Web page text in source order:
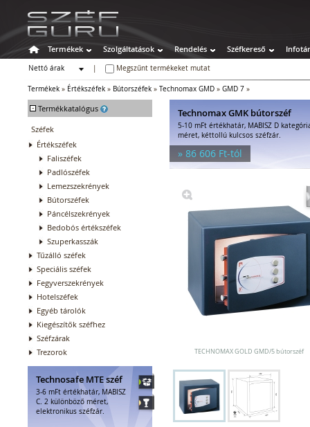
Termékek Szolgáltatások Rendelés Széfkereső Infotár
Nettó árak
Megszűnt termékeket mutat
Termékek » Értékszéfek » Bútorszéfek » Technomax GMD » GMD 7 »
- Termékkatalógus
Széfek
Értékszéfek
Faliszéfek
Padlószéfek
Lemezszekrények
Bútorszéfek
Páncélszekrények
Bedobós értékszéfek
Szuperkasszák
Tűzálló széfek
Speciális széfek
Fegyverszekrények
Hotelszéfek
Egyéb tárolók
Kiegészítők széfhez
Széfzárak
Trezorok
Technosafe MTE széf
3-6 mFt értékhatár, MABISZ
C. 2 különböző méret,
elektronikus széfzár.
Technomax GMK bútorszéf
5-10 mFt értékhatár, MABISZ D
méret, kéttollú kulcsos széfzár.
» 86 606 Ft-tól
TECHNOMAX GOLD GMD/5 bútorszéf